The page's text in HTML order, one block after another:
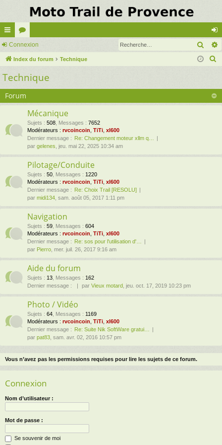
cc
ès
ra
pi
de
or
u
m
s
on
ne
on
Connexion
Index du forum Technique
e
Technique
Forum
Mécanique
Sujets : 508 Messages : 7652
Modérateurs : rvcoincoin TiTi xl600
Dernier message :
Re: Changement moteur xllm q…
par gelenes , jeu. mai 22, 2025 10:34 am
Pilotage/Conduite
Sujets : 50 Messages : 1220
Modérateurs : rvcoincoin TiTi xl600
Dernier message :
Re: Choix Trail [RESOLU]
par midi134 , sam. août 05, 2017 1:11 pm
Navigation
Sujets : 59 Messages : 604
Modérateurs : rvcoincoin TiTi xl600
Dernier message :
Re: sos pour l'utilisation d'…
par Pierro , mer. juil. 26, 2017 9:16 am
Aide du forum
Sujets : 13 Messages : 162
Dernier message :
par Vieux motard , jeu. oct. 17, 2019 10:23 pm
Photo / Vidéo
Sujets : 64 Messages : 1169
Modérateurs : rvcoincoin TiTi xl600
Dernier message :
Re: Suite Nik SoftWare gratui…
par pat83 , sam. avr. 02, 2016 10:57 pm
Vous n’avez pas les permissions requises pour lire les sujets de ce forum.
Connexion
Nom d’utilisateur :
Mot de passe :
Se souvenir de moi